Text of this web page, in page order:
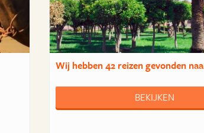
Wij hebben42 reizengevonden
BEKIJKEN